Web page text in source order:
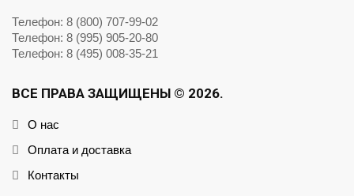
Телефон: 8 (800) 707-99-02
Телефон: 8 (995) 905-20-80
Телефон: 8 (495) 008-35-21
ВСЕ ПРАВА ЗАЩИЩЕНЫ © 2026.
О нас
Оплата и доставка
Контакты